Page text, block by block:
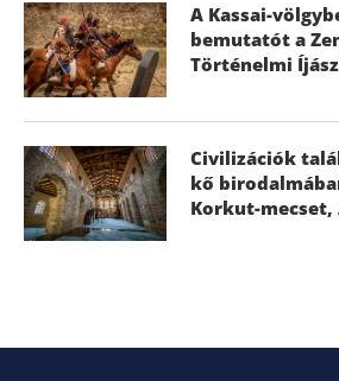
A Kassai-
bemutatót a
Történelmi
Civilizációk
kő
Korkut-mecset,